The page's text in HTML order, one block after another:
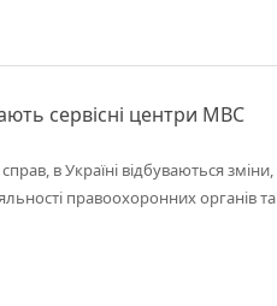
сервісні центри МВС
в Україні відбуваються зміни,
правоохоронних органів та